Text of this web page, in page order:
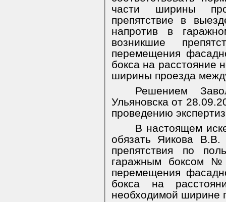
части ширины
препятствие в
напротив в
возникшие
перемещения
бокса на расстояние
ширины проезда
Решением
Ульяновска от
проведению
В настоящем
обязать Яикова
препятствия по
гаражным боксом
перемещения
бокса на
необходимой ширине